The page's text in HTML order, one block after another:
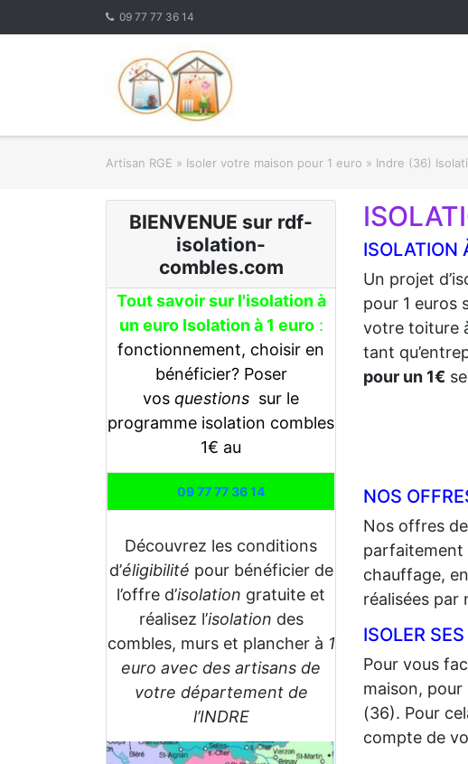
09 77 77 36 14
Artisan RGE » Isoler votre maison pour 1 euro » Indre (36)
BIENVENUE sur rdf-
isolation-
combles.com
Tout savoir sur l'isolation à
un euro Isolation à 1 euro:
fonctionnement, choisir en
bénéficier? Poser
vos questions sur le
programme isolation combles
1€ au
09 77 77 36 14
Découvrez les conditions
d’éligibilité pour bénéficier de
l’offre d’isolation gratuite et
réalisez l’isolation des
combles, murs et plancher à 1
euro avec des artisans de
votre département de
l’INDRE
ISOLATION
Un projet
pour 1 euros
votre toiture
tant
pour un 1€
NOS
Nos offres de
parfaitement
chauffage,
réalisées par
ISOLER
Pour vous
maison, pour
(36). Pour
compte de